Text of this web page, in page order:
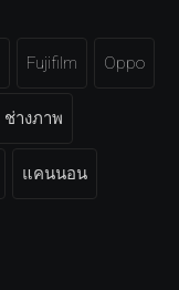
Fujifilm Oppo
ช่างภาพ
แคนนอน